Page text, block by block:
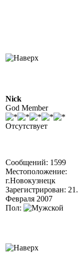
Nick
God Member
Отсутствует
Сообщений: 1599
Местоположение:
г.Новокузнецк
Зарегистрирован: 21.
Февраля 2007
Пол: